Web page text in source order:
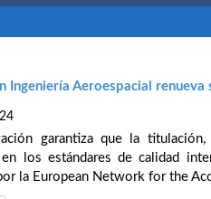
Ingeniería Aeroespacial
garantiza que la
en los estándares de calidad
la European Network for the